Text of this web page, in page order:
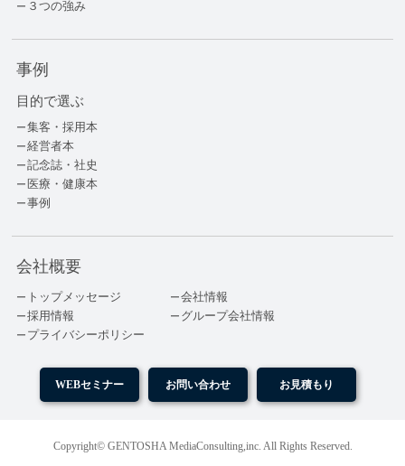
３つの強み
事例
目的で選ぶ
集客・採用本
経営者本
記念誌・社史
医療・健康本
事例
会社概要
トップメッセージ
会社情報
採用情報
グループ会社情報
プライバシーポリシー
WEBセミナー お問い合わせ お見積もり
Copyright© GENTOSHA MediaConsulting,inc. All Rights Reserved.